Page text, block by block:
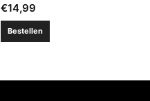
€14,99
Bestellen